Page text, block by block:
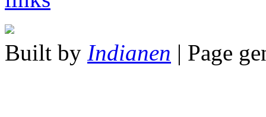
Built by Indianen | Page